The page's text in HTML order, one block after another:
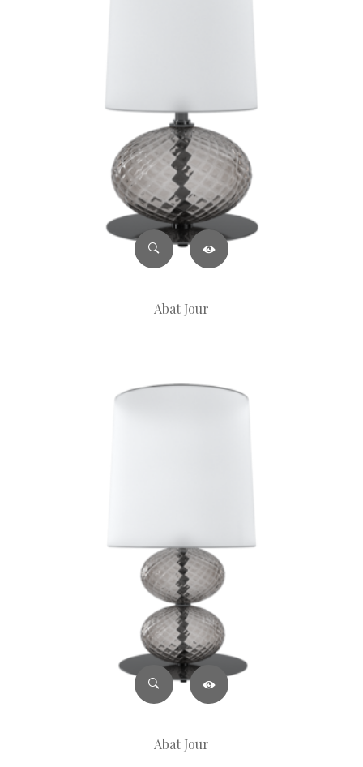
Abat Jour
Abat Jour